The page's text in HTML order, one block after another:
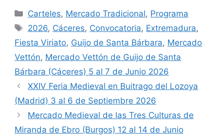
Categorías
Carteles, Mercado Tradicional, Programa
Etiquetas
2026, Cáceres, Convocatoria, Extremadura,
Fiesta Viriato, Guijo de Santa Bárbara, Mercado
Vettón, Mercado Vettón de Guijo de Santa
Bárbara (Cáceres) 5 al 7 de Junio 2026
XXIV Feria Medieval en Buitrago del Lozoya
(Madrid) 3 al 6 de Septiembre 2026
Mercado Medieval de las Tres Culturas de
Miranda de Ebro (Burgos) 12 al 14 de Junio